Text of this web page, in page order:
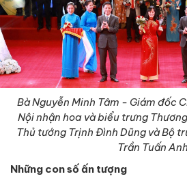
Bà Nguyễn Minh Tâm - Giám đốc
Nội nhận hoa và biểu trưng
Thủ tướng Trịnh Đình Dũng và Bộ
Trần Tuấn Anh
Những con số ấn tượng